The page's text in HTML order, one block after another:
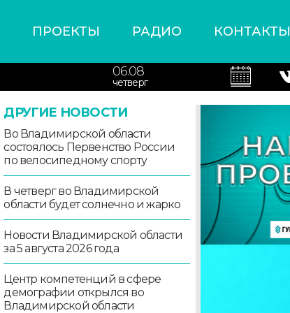
ПРОЕКТЫ РАДИО КОНТАКТЫ
06.08
четверг
ДРУГИЕ НОВОСТИ
Во Владимирской области
состоялось Первенство России
по велосипедному спорту
В четверг во Владимирской
области будет солнечно и жарко
Новости Владимирской области
за 5 августа 2026 года
Центр компетенций в сфере
демографии открылся во
Владимирской области